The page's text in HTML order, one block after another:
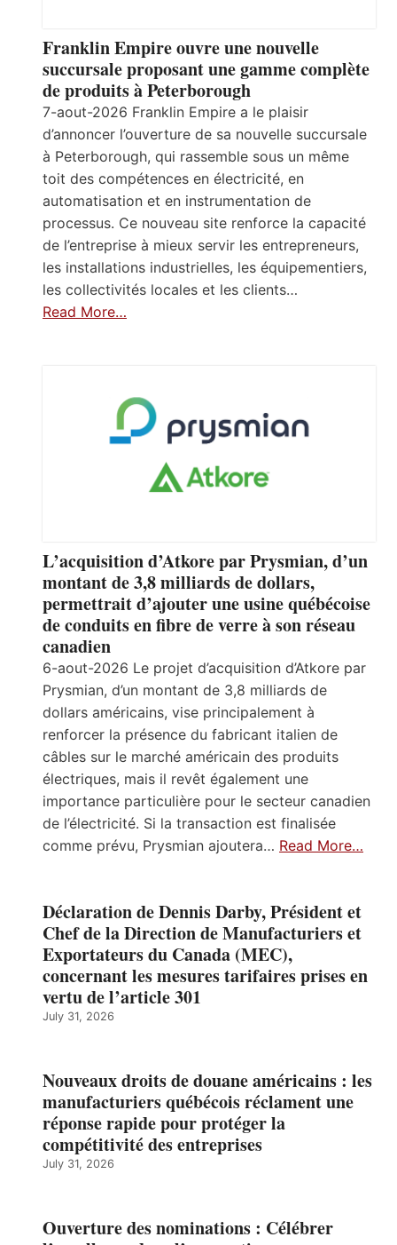
Franklin Empire ouvre une nouvelle
succursale proposant une gamme complète
de produits à Peterborough
7-aout-2026 Franklin Empire a le plaisir
d’annoncer l’ouverture de sa nouvelle succursale
à Peterborough, qui rassemble sous un même
toit des compétences en électricité, en
automatisation et en instrumentation de
processus. Ce nouveau site renforce la capacité
de l’entreprise à mieux servir les entrepreneurs,
les installations industrielles, les équipementiers,
les collectivités locales et les clients…
Read More…
L’acquisition d’Atkore par Prysmian, d’un
montant de 3,8 milliards de dollars,
permettrait d’ajouter une usine québécoise
de conduits en fibre de verre à son réseau
canadien
6-aout-2026 Le projet d’acquisition d’Atkore par
Prysmian, d’un montant de 3,8 milliards de
dollars américains, vise principalement à
renforcer la présence du fabricant italien de
câbles sur le marché américain des produits
électriques, mais il revêt également une
importance particulière pour le secteur canadien
de l’électricité. Si la transaction est finalisée
comme prévu, Prysmian ajoutera… Read More…
Déclaration de Dennis Darby, Président et
Chef de la Direction de Manufacturiers et
Exportateurs du Canada (MEC),
concernant les mesures tarifaires prises en
vertu de l’article 301
July 31, 2026
Nouveaux droits de douane américains : les
manufacturiers québécois réclament une
réponse rapide pour protéger la
compétitivité des entreprises
July 31, 2026
Ouverture des nominations : Célébrer